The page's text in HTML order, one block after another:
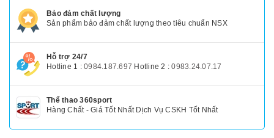
Bảo đảm chất lượng
Sản phẩm bảo đảm chất lượng theo tiêu chuẩn NSX
Hỗ trợ 24/7
Hotline 1 : 0984.187.697 Hotline 2 :0983.24.07.17
Thể thao 360sport
Hàng Chất - Giá Tốt Nhất Dịch Vụ CSKH Tốt Nhất